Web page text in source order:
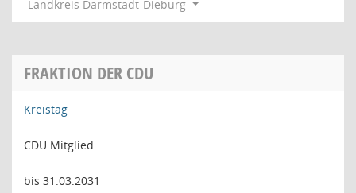
Landkreis Darmstadt-Dieburg
FRAKTION DER CDU
Kreistag
CDU Mitglied
bis 31.03.2031